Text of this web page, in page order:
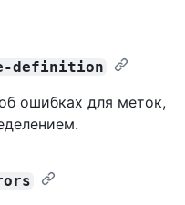
definition
ошибках для меток,